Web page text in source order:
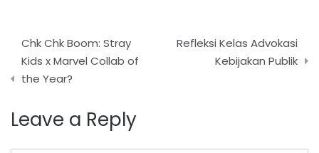
Post
navigation
Chk Chk Boom: Stray
Kids x Marvel Collab of
the Year?
Refleksi Kelas Advokasi
Kebijakan Publik
Leave a Reply